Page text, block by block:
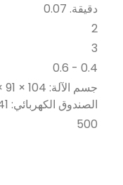
دقيقة. 0.07
2
3
0.4 - 0.6
جسم الآلة: 104 × 91 × 180
الصندوق الكهربائي: 41 × 35 × 104
500